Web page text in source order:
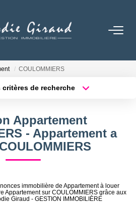
LOCATIVE
CONTACT
COULOMMIERS
critères de recherche
Budget max
Créer une alerte
Appartement
- Appartement a
immobilière de Appartement à louer
Appartement sur COULOMMIERS grâce aux
Giraud - GESTION IMMOBILIÈRE